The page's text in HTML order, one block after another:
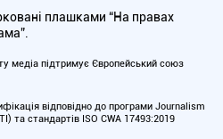
плашками “На правах
медіа підтримує Європейський союз
відповідно до програми Journalism
та стандартів ISO CWA 17493:2019